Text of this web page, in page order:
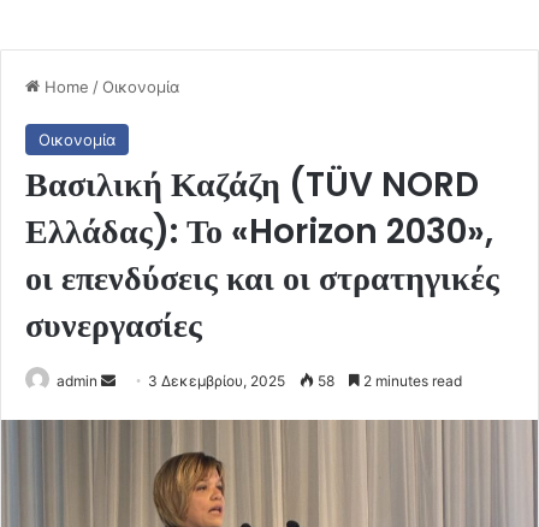
Home /Οικονομία
Οικονομία
Βασιλική Καζάζη (TÜV NORD
Ελλάδας): Το «Horizon 2030»,
οι επενδύσεις και οι στρατηγικές
συνεργασίες
admin
Send 3 Δεκεμβρίου, 2025 58 2 minutes read